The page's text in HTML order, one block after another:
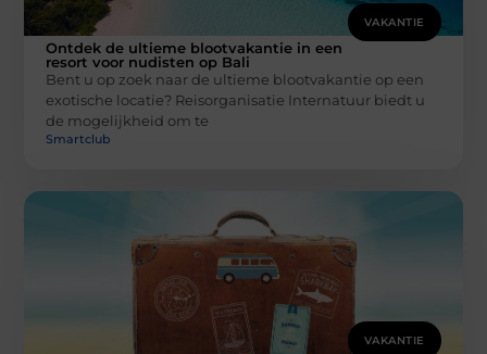
VAKANTIE
Ontdek de ultieme blootvakantie in een
resort voor nudisten op Bali
Bent u op zoek naar de ultieme blootvakantie op een
exotische locatie? Reisorganisatie Internatuur biedt u
de mogelijkheid om te
Smartclub
VAKANTIE